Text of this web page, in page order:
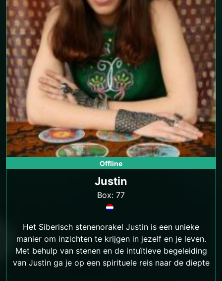
Offline
Justin
Box: 77
Het Siberisch stenenorakel Justin is een unieke
manier om inzichten te krijgen in jezelf en je leven.
Met behulp van stenen en de intuïtieve begeleiding
van Justin ga je op een spirituele reis naar de diepte